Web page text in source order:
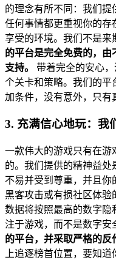
的理念有所不同：我们
任何事情都更重视你的存
享受的环境。我们不是来
的平台是完全免费的，
支持。
带着完全的安心
个关卡和策略。我们的平
加条件，没有意外，只有
3. 充满信心地玩：我
一款伟大的游戏只有在游
的。我们提供的精神益
不易并受到尊重，并且你
黑客攻击或有损社区体验
数据将按照最高的数字隐
注于游戏，而不是数字安
的平台，并采取严格的反
上追逐榜首位置，要知